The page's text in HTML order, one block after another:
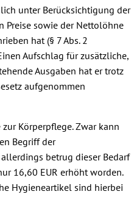
unter Berücksichtigung der
Preise sowie der Nettolöhne
hat (§ 7 Abs. 2
Aufschlag für zusätzliche,
Ausgaben hat er trotz
aufgenommen
Körperpflege. Zwar kann
Begriff der
betrug dieser Bedarf
16,60 EUR erhöht worden.
Hygieneartikel sind hierbei